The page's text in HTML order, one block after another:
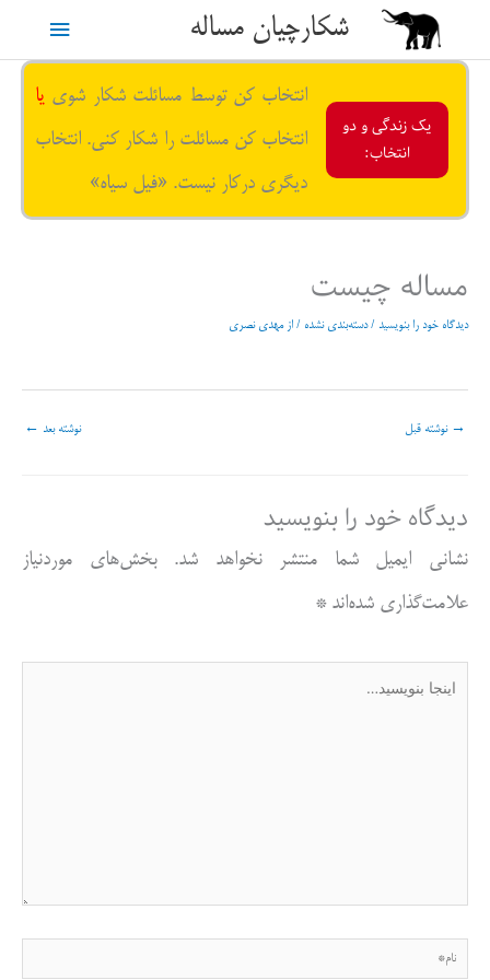
محتوا
شکارچیان مساله
فهرست
یک زندگی و دو
انتخاب:
انتخاب کن توسط مسائلت شکار شوی یا
انتخاب کن مسائلت را شکار کنی. انتخاب
دیگری درکار نیست. «فیل سیاه»
مساله چیست
دیدگاه‌ خود را بنویسید /دسته‌بندی نشده / از مهدی نصری
→ نوشته قبل نوشته بعد ←
دیدگاه‌ خود را بنویسید
نشانی ایمیل شما منتشر نخواهد شد.
بخش‌های موردنیاز
علامت‌گذاری شده‌اند*
نام*